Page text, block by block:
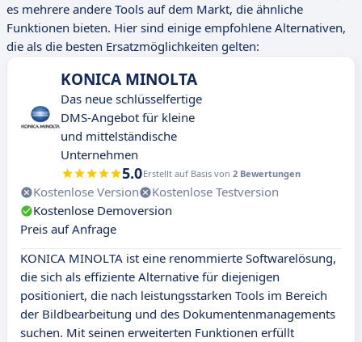
es mehrere andere Tools auf dem Markt, die ähnliche
Funktionen bieten. Hier sind einige empfohlene Alternativen,
die als die besten Ersatzmöglichkeiten gelten:
KONICA MINOLTA
Das neue schlüsselfertige
DMS-Angebot für kleine
und mittelständische
Unternehmen
5.0Erstellt auf Basis von 2 Bewertungen
Kostenlose Version
Kostenlose Testversion
Kostenlose Demoversion
Preis auf Anfrage
KONICA MINOLTA ist eine renommierte Softwarelösung,
die sich als effiziente Alternative für diejenigen
positioniert, die nach leistungsstarken Tools im Bereich
der Bildbearbeitung und des Dokumentenmanagements
suchen. Mit seinen erweiterten Funktionen erfüllt